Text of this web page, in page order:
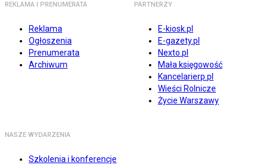
REKLAMA I PRENUMERATA
Reklama
Ogłoszenia
Prenumerata
Archiwum
PARTNERZY
E-kiosk.pl
E-gazety.pl
Nexto.pl
Mała księgowość
Kancelarierp.pl
Wieści Rolnicze
Życie Warszawy
NASZE WYDARZENIA
Szkolenia i konferencje